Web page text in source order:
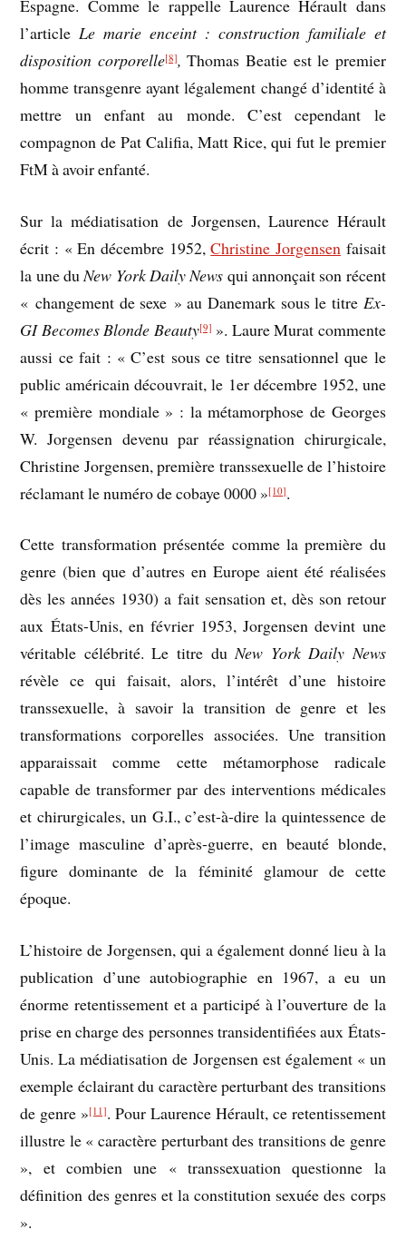
Espagne. Comme le rappelle Laurence Hérault dans
l’articleLe marie enceint : construction familiale et
disposition corporelle[8], Thomas Beatie est le premier
homme transgenre ayant légalement changé d’identité à
mettre un enfant au monde. C’est cependant le
compagnon de Pat Califia, Matt Rice, qui fut le premier
FtM à avoir enfanté.
Sur la médiatisation de Jorgensen, Laurence Hérault
écrit : « En décembre 1952,Christine Jorgensen faisait
la une du New York Daily News qui annonçait son récent
« changement de sexe » au Danemark sous le titre Ex-
GI Becomes Blonde Beauty[9] ». Laure Murat commente
aussi ce fait : « C’est sous ce titre sensationnel que le
public américain découvrait, le 1er décembre 1952, une
« première mondiale » : la métamorphose de Georges
W. Jorgensen devenu par réassignation chirurgicale,
Christine Jorgensen, première transsexuelle de l’histoire
réclamant le numéro de cobaye 0000 »[10].
Cette transformation présentée comme la première du
genre (bien que d’autres en Europe aient été réalisées
dès les années 1930) a fait sensation et, dès son retour
aux États-Unis, en février 1953, Jorgensen devint une
véritable célébrité. Le titre duNew York Daily News
révèle ce qui faisait, alors, l’intérêt d’une histoire
transsexuelle, à savoir la transition de genre et les
transformations corporelles associées. Une transition
apparaissait comme cette métamorphose radicale
capable de transformer par des interventions médicales
et chirurgicales, un G.I., c’est-à-dire la quintessence de
l’image masculine d’après-guerre, en beauté blonde,
figure dominante de la féminité glamour de cette
époque.
L’histoire de Jorgensen, qui a également donné lieu à la
publication d’une autobiographie en 1967, a eu un
énorme retentissement et a participé à l’ouverture de la
prise en charge des personnes transidentifiées aux États-
Unis. La médiatisation de Jorgensen est également « un
exemple éclairant du caractère perturbant des transitions
de genre »[11]. Pour Laurence Hérault, ce retentissement
illustre le « caractère perturbant des transitions de genre
», et combien une « transsexuation questionne la
définition des genres et la constitution sexuée des corps
».